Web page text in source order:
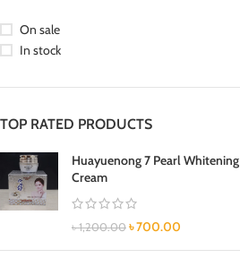
On sale
In stock
TOP RATED PRODUCTS
Huayuenong 7 Pearl Whitening
Cream
৳1,200.00 ৳700.00